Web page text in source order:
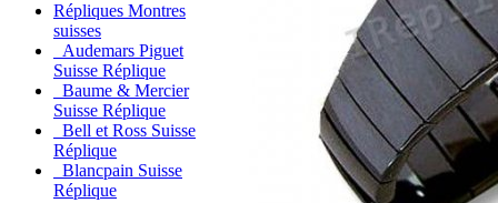
Répliques Montres
suisses
Audemars Piguet
Suisse Réplique
Baume & Mercier
Suisse Réplique
Bell et Ross Suisse
Réplique
Blancpain Suisse
Réplique